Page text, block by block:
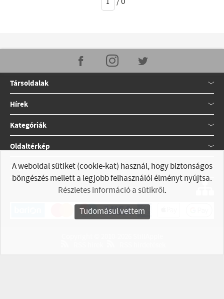
Társoldalak
Hírek
Kategóriák
Oldaltérkép
Kapcsolat
A weboldal sütiket (cookie-kat) használ, hogy biztonságos
böngészés mellett a legjobb felhasználói élményt nyújtsa.
Részletes információ a sütikről.
Tudomásul vettem